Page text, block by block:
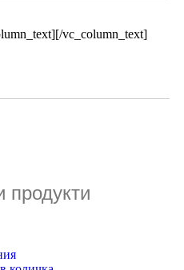
vc_column_text]
продукти